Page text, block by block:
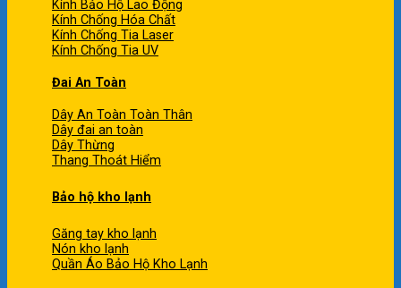
Kính Bảo Hộ Lao Động
Kính Chống Hóa Chất
Kính Chống Tia Laser
Kính Chống Tia UV
Đai An Toàn
Dây An Toàn Toàn Thân
Dây đai an toàn
Dây Thừng
Thang Thoát Hiểm
Bảo hộ kho lạnh
Găng tay kho lạnh
Nón kho lạnh
Quần Áo Bảo Hộ Kho Lạnh